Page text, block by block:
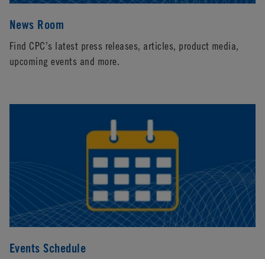
News Room
Find CPC’s latest press releases, articles, product media,
upcoming events and more.
Events Schedule